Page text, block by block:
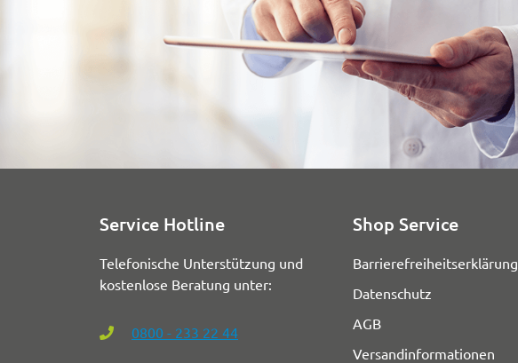
Service Hotline
Telefonische Unterstützung und
kostenlose Beratung unter:
0800 - 233 22 44
Shop Service
Barrierefreiheitserklärung
Datenschutz
AGB
Versandinformationen